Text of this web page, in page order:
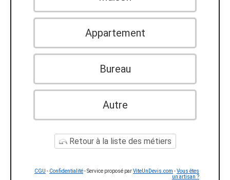
Appartement
Bureau
Autre
Retour à la liste des métiers
CGU - Confidentialité- Service proposé parViteUnDevis.com -Vous êtes
un artisan ?